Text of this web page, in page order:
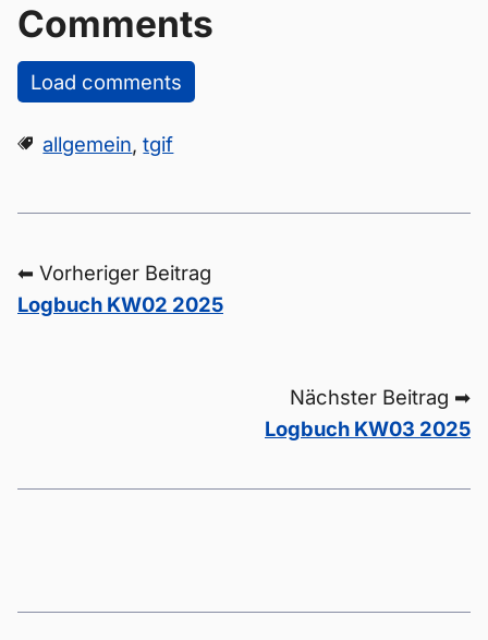
Comments
Load comments
allgemein,tgif
⬅ Vorheriger Beitrag
Logbuch KW02 2025
Nächster Beitrag ➡
Logbuch KW03 2025